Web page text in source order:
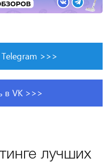
Telegram >>>
в VK >>>
лучших